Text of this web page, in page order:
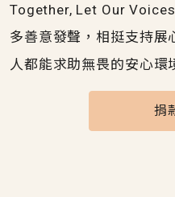
Together, Let Our
多善意發聲，相挺支持展
人都能求助無畏的安心環
捐